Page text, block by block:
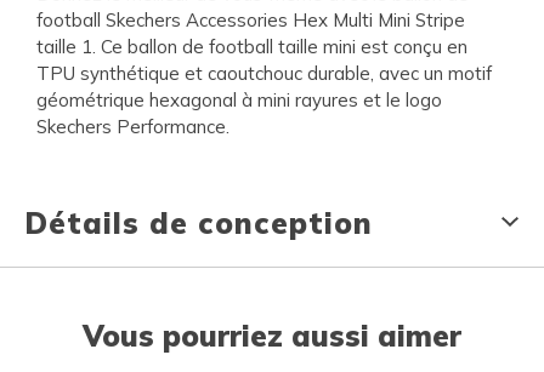
football Skechers Accessories Hex Multi Mini Stripe
taille 1. Ce ballon de football taille mini est conçu en
TPU synthétique et caoutchouc durable, avec un motif
géométrique hexagonal à mini rayures et le logo
Skechers Performance.
Détails de conception
Vous pourriez aussi aimer